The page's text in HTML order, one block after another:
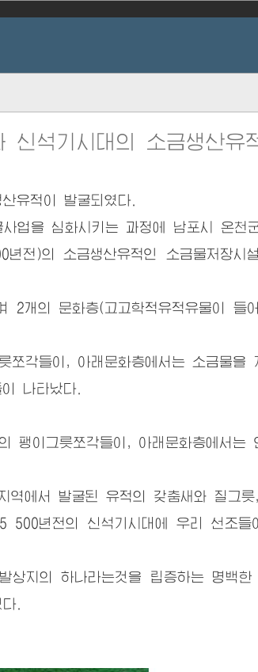
신석기시대의 소금생산유
유적이 발굴되였다.
을 심화시키는 과정에 남포시 온천
전)의 소금생산유적인 소금물저장시
개의 문화층(고고학적유적유물이 들
각들이, 아래문화층에서는 소금물을
나타났다.
이그릇쪼각들이, 아래문화층에서는
역에서 발굴된 유적의 갖춤새와 질그
500년전의 신석기시대에 우리 선조들
지의 하나라는것을 립증하는 명백한
.